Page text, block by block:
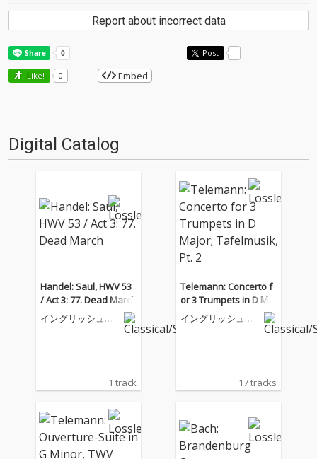
Report about incorrect data
Post -
Like! 0 Embed
Digital Catalog
Handel: Saul, HWV 53
/ Act 3: 77. Dead March
イングリッシュ・
1 track
Telemann: Concerto f
or 3 Trumpets in D Maj
or; Tafelmusik, Pt. 2
イングリッシュ・
17 tracks